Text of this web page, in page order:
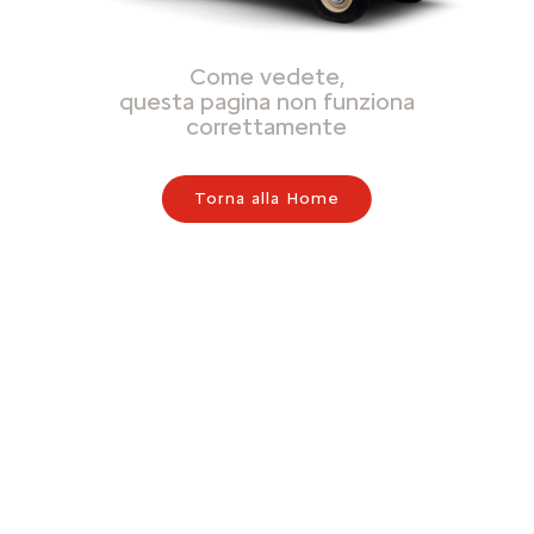
Come vedete,
questa pagina non funziona
correttamente
Torna alla Home